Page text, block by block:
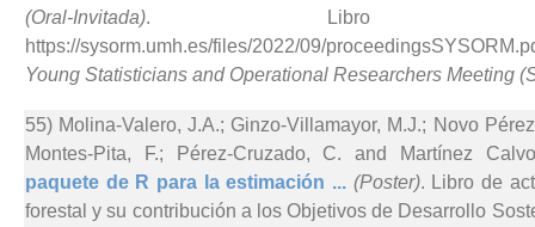
(Oral-Invitada). Libro
https://sysorm.umh.es/files/2022/09/
Young Statisticians and Operational Researchers Meeting
55) Molina-Valero, J.A.; Ginzo-Villamayor, M.J.; Novo
Montes-Pita, F.; Pérez-Cruzado, C. and Martínez
paquete de R para la estimación ... (Poster). Libro de
forestal y su contribución a los Objetivos de Desarrollo